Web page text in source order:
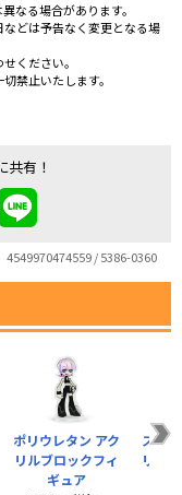
なる場合があります。
どは予告なく変更となる場
ください。
禁止いたします。
共有！
4549970474559 / 5386-0360
ポリウレタン アク
リルブロックフィ
ギュア
スキ
リル